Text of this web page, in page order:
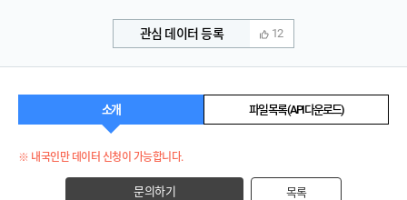
관심 데이터 등록 12
소개 파일 목록 (API 다운로드)
※ 내국인만 데이터 신청이 가능합니다.
문의하기 목록